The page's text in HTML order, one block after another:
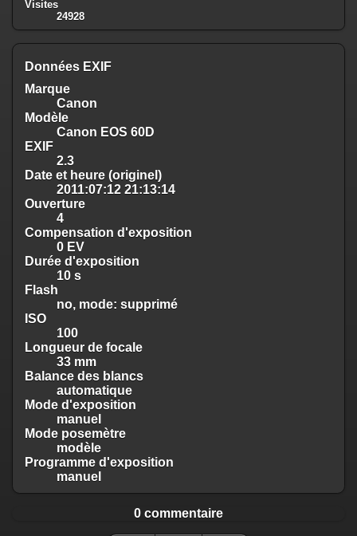
Visites
24928
Données EXIF
Marque
Canon
Modèle
Canon EOS 60D
EXIF
2.3
Date et heure (originel)
2011:07:12 21:13:14
Ouverture
4
Compensation d'exposition
0 EV
Durée d'exposition
10 s
Flash
no, mode: supprimé
ISO
100
Longueur de focale
33 mm
Balance des blancs
automatique
Mode d'exposition
manuel
Mode posemètre
modèle
Programme d'exposition
manuel
0 commentaire